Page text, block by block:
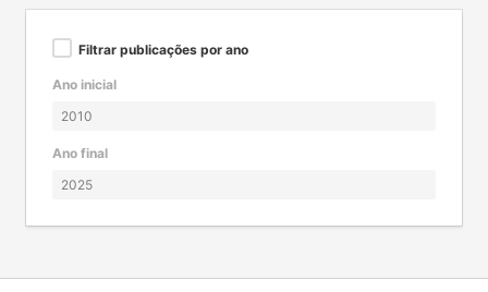
Filtrar publicações por ano
Ano inicial
Ano final